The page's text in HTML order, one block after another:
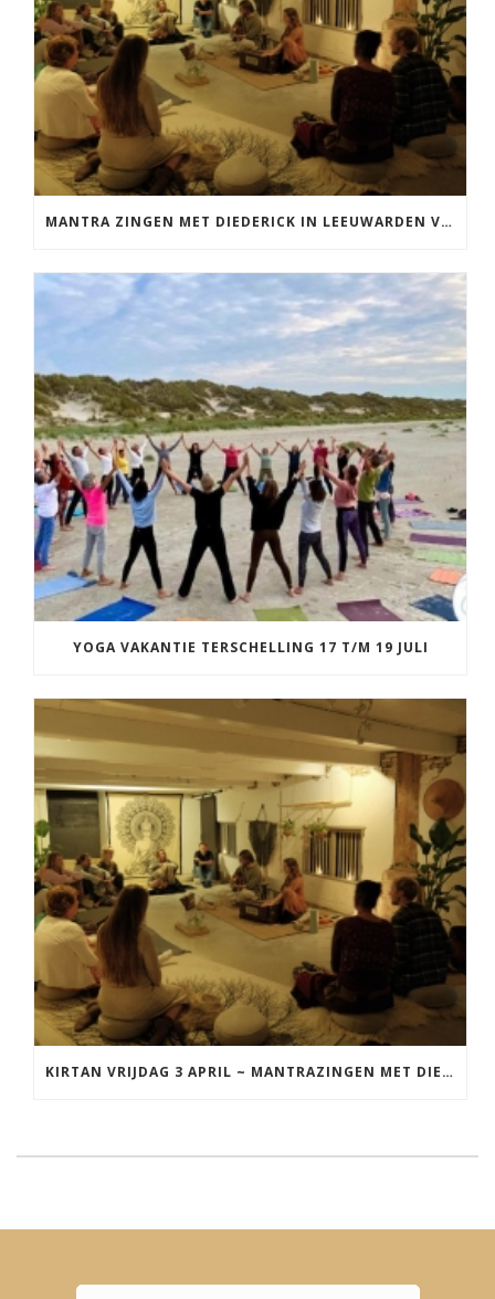
MANTRA ZINGEN MET DIEDERICK IN LEEUWARDEN VRIJDAG 12 JUNI KIRTAN
YOGA VAKANTIE TERSCHELLING 17 T/M 19 JULI
KIRTAN VRIJDAG 3 APRIL ~ MANTRAZINGEN MET DIEDERICK IN LEEUWARDEN